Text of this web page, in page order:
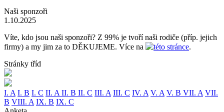
Naši sponzoři
1.10.2025
Víte, kdo jsou naši sponzoři? Z 99% je tvoří naši rodiče (příp. jejich
firmy) a my jim za to DĚKUJEME. Více na
této stránce.
Stránky tříd
I. A I. B I. C II. A II. B II. C III. A III. C IV. A V. A V. B VII. A VII.
B VIII. A IX. B IX. C